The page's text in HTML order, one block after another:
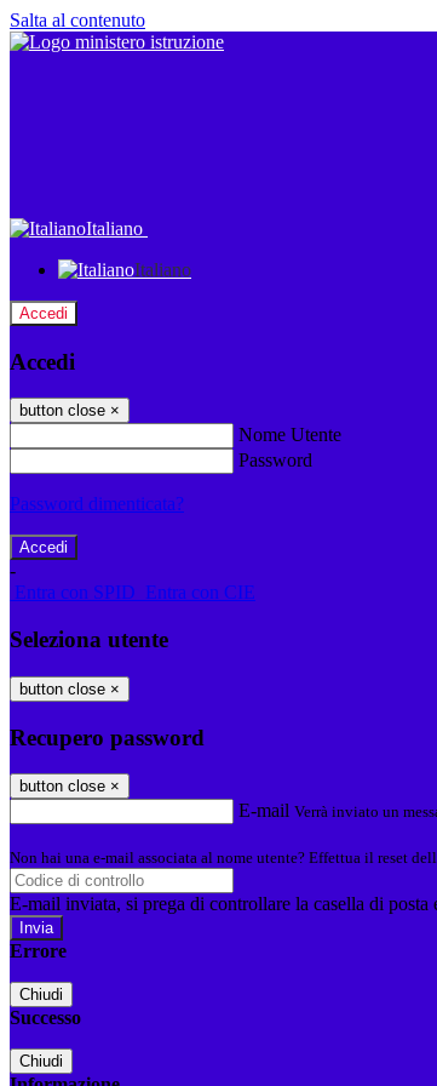
Salta al contenuto
Italiano
Italiano
Accedi
Accedi
button close ×
Nome Utente
Password
Password dimenticata?
-
Entra con SPID Entra con CIE
Seleziona utente
button close ×
Recupero password
button close ×
E-mail Verrà inviato un
Non hai una e-mail associata al nome utente? Effettua il reset
E-mail inviata, si prega di controllare la casella di posta
Errore
Chiudi
Successo
Chiudi